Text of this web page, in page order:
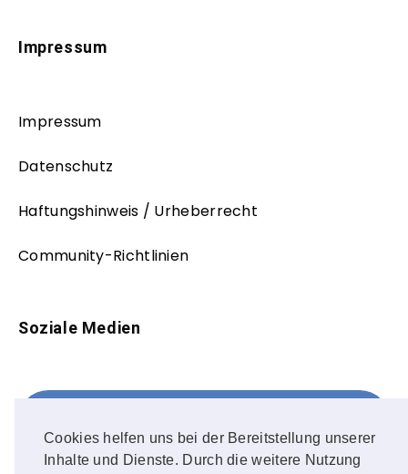
Cookies helfen uns bei der Bereitstellung unserer
Inhalte und Dienste. Durch die weitere Nutzung
Impressum
Impressum
Datenschutz
Haftungshinweis / Urheberrecht
Community-Richtlinien
Soziale Medien
FOLLOW ME!